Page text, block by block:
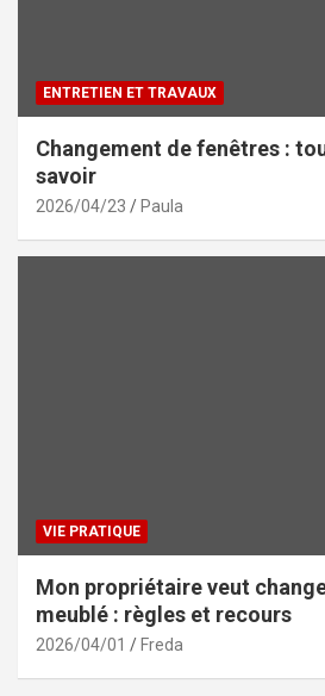
ENTRETIEN ET TRAVAUX
Changement de fenêtres :
savoir
2026/04/23 Paula
VIE PRATIQUE
Mon propriétaire veut
meublé : règles et recours
2026/04/01 Freda